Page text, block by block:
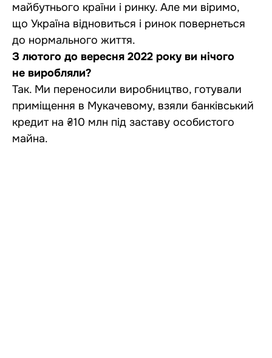
майбутнього країни і ринку. Але ми віримо,
що Україна відновиться і ринок повернеться
до нормального життя.
З лютого до вересня 2022 року ви нічого
не виробляли?
Так. Ми переносили виробництво, готували
приміщення в Мукачевому, взяли банківський
кредит на ₴10 млн під заставу особистого
майна.